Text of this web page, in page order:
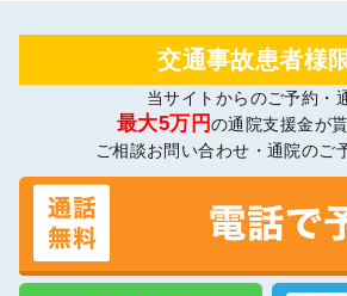
交通事故患者様
当サイトからのご予約・
最大5万円の通院支援金が貰
ご相談お問い合わせ・通院のご